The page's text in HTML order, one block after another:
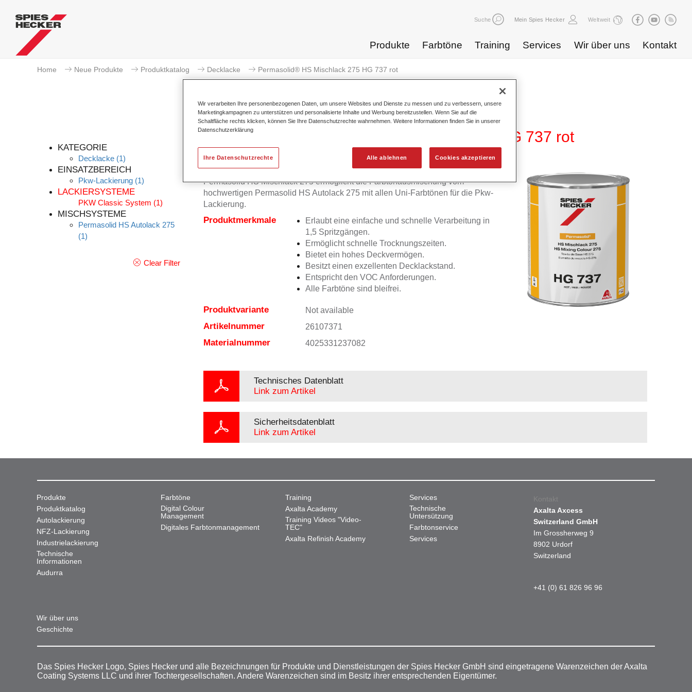
Suche Mein Spies Hecker Weltweit
Produkte Farbtöne Training Services Wir über uns Kontakt
Home Neue Produkte Produktkatalog Decklacke Permasolid® HS Mischlack 275 HG 737 rot
KATEGORIE
Decklacke (1)
EINSATZBEREICH
Pkw-Lackierung (1)
LACKIERSYSTEME
PKW Classic System (1)
MISCHSYSTEME
Permasolid HS Autolack 275
(1)
Clear Filter
Permasolid® HS Mischlack 275 HG 737 rot
Permasolid HS Mischlack 275 ermöglicht die Farbtonausmischung vom
hochwertigen Permasolid HS Autolack 275 mit allen Uni-Farbtönen für die Pkw-
Lackierung.
Produktmerkmale
Erlaubt eine einfache und schnelle Verarbeitung in
1,5 Spritzgängen.
Ermöglicht schnelle Trocknungszeiten.
Bietet ein hohes Deckvermögen.
Besitzt einen exzellenten Decklackstand.
Entspricht den VOC Anforderungen.
Alle Farbtöne sind bleifrei.
Produktvariante Not available
Artikelnummer 26107371
Materialnummer 4025331237082
Technisches Datenblatt
Link zum Artikel
Sicherheitsdatenblatt
Link zum Artikel
Produkte
Produktkatalog
Autolackierung
NFZ-Lackierung
Industrielackierung
Technische
Informationen
Audurra
Farbtöne
Digital Colour
Management
Digitales Farbtonmanagement
Training
Axalta Academy
Training Videos "Video-
TEC"
Axalta Refinish Academy
Services
Technische
Untersützung
Farbtonservice
Services
Wir über uns
Geschichte
Kontakt
Axalta Axcess
Switzerland GmbH
Im Grossherweg 9
8902 Urdorf
Switzerland
+41 (0) 61 826 96 96
Das Spies Hecker Logo, Spies Hecker und alle Bezeichnungen für Produkte und Dienstleistungen der Spies Hecker GmbH sind eingetragene Warenzeichen der Axalta
Coating Systems LLC und ihrer Tochtergesellschaften. Andere Warenzeichen sind im Besitz ihrer entsprechenden Eigentümer.
Wir verarbeiten Ihre personenbezogenen Daten, um unsere Websites und Dienste zu messen und zu verbessern, unsere
Marketingkampagnen zu unterstützen und personalisierte Inhalte und Werbung bereitzustellen. Wenn Sie auf die
Schaltfläche rechts klicken, können Sie Ihre Datenschutzrechte wahrnehmen. Weitere Informationen finden Sie in unserer
Datenschutzerklärung
Alle ablehnen Cookies akzeptieren
Ihre Datenschutzrechte